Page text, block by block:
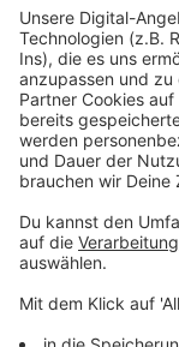
Jugendliche
Anzeige
Bewerbt
zu 25.000
eure Ideen
Anzeige
Bewerbt euch